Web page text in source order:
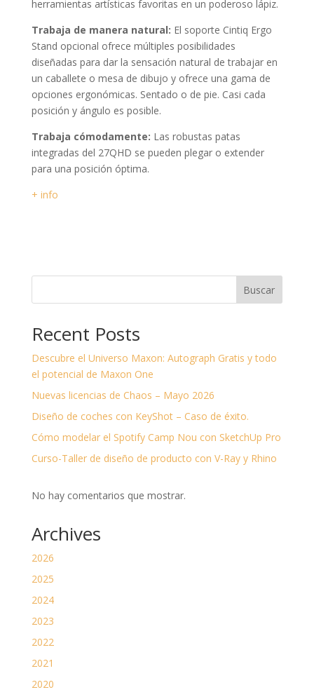
herramientas artísticas favoritas en un poderoso lápiz.
Trabaja de manera natural: El soporte Cintiq Ergo
Stand opcional ofrece múltiples posibilidades
diseñadas para dar la sensación natural de trabajar en
un caballete o mesa de dibujo y ofrece una gama de
opciones ergonómicas. Sentado o de pie. Casi cada
posición y ángulo es posible.
Trabaja cómodamente: Las robustas patas
integradas del 27QHD se pueden plegar o extender
para una posición óptima.
+ info
Buscar
Recent Posts
Descubre el Universo Maxon: Autograph Gratis y todo
el potencial de Maxon One
Nuevas licencias de Chaos – Mayo 2026
Diseño de coches con KeyShot – Caso de éxito.
Cómo modelar el Spotify Camp Nou con SketchUp Pro
Curso-Taller de diseño de producto con V-Ray y Rhino
No hay comentarios que mostrar.
Archives
2026
2025
2024
2023
2022
2021
2020